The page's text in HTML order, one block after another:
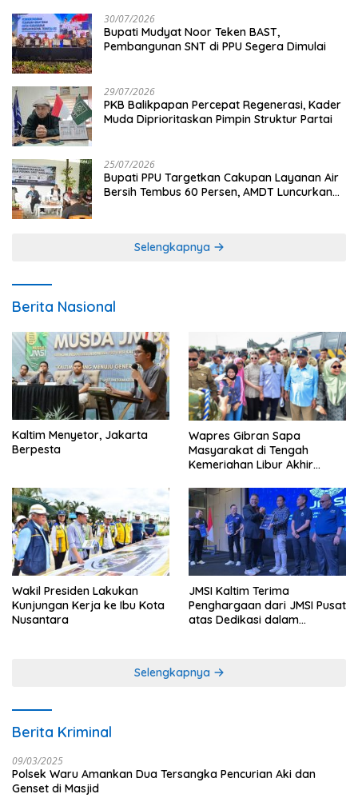
30/07/2026
Bupati Mudyat Noor Teken BAST,
Pembangunan SNT di PPU Segera Dimulai
29/07/2026
PKB Balikpapan Percepat Regenerasi, Kader
Muda Diprioritaskan Pimpin Struktur Partai
25/07/2026
Bupati PPU Targetkan Cakupan Layanan Air
Bersih Tembus 60 Persen, AMDT Luncurkan
Selengkapnya
Berita Nasional
Kaltim Menyetor, Jakarta
Berpesta
Wapres Gibran Sapa
Masyarakat di Tengah
Kemeriahan Libur Akhir
Wakil Presiden Lakukan
Kunjungan Kerja ke Ibu Kota
Nusantara
JMSI Kaltim Terima
Penghargaan dari JMSI Pusat
atas Dedikasi dalam
Selengkapnya
Berita Kriminal
09/03/2025
Polsek Waru Amankan Dua Tersangka Pencurian Aki dan
Genset di Masjid